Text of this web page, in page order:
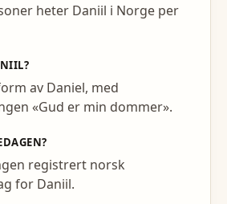
heter Daniil i Norge per
?
av Daniel, med
«Gud er min dommer».
registrert norsk
for Daniil.